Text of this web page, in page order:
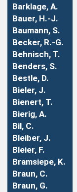
Barklage, A.
Bauer, H.-J.
Baumann, S.
Becker, R.-G.
Behnisch, T.
Benders, S.
Bestle, D.
Bieler, J.
Bienert, T.
Bierig, A.
Bil, C.
Bleiber, J.
Bleier, F.
Bramsiepe, K.
Braun, C.
Braun, G.